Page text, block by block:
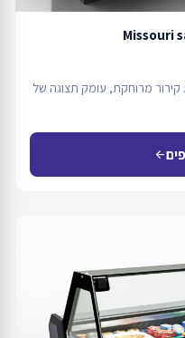
Missouri
קירור מרוחקת, עומק תצוגה של
arrow_back